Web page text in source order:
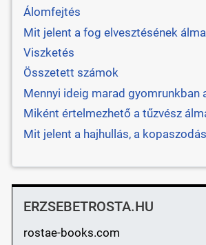
Álomfejtés
Mit jelent a fog elvesztésének
Viszketés
Összetett számok
Mennyi ideig marad gyomrunkban
Miként értelmezhető a tűzvész
Mit jelent a hajhullás, a
ERZSEBETROSTA.HU
rostae-books.com